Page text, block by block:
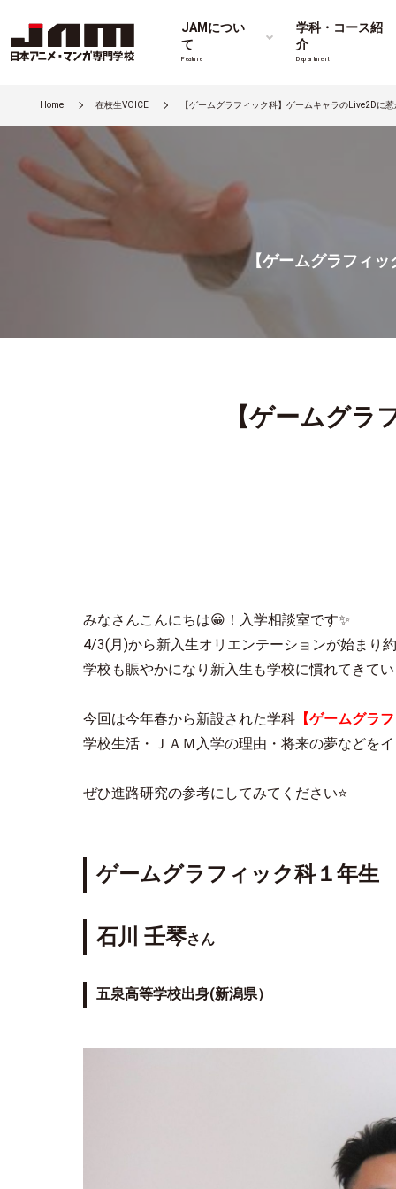
JAMについ
て
Feature
学科・コース紹
介
Department
Home 在校生VOICE 【ゲームグラフィック科】ゲームキャラのLive2Dに
【ゲームグラフィ
【ゲームグ
みなさんこんにちは😀！入学相談室です✨
4/3(月)から新入生オリエンテーションが始まり
学校も賑やかになり新入生も学校に慣れてきて
今回は今年春から新設された学科【ゲームグラ
学校生活・ＪＡＭ入学の理由・将来の夢などを
ぜひ進路研究の参考にしてみてください⭐
ゲームグラフィック科１年生
石川 壬琴さん
五泉高等学校出身(新潟県）